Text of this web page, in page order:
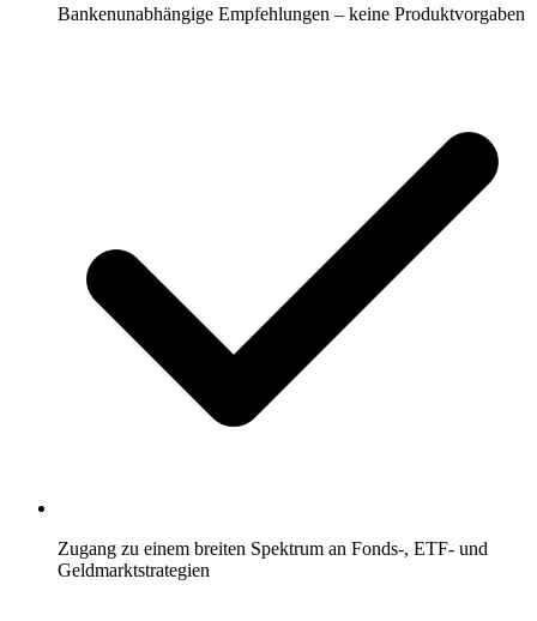
Bankenunabhängige Empfehlungen – keine Produktvorgaben
Zugang zu einem breiten Spektrum an Fonds-, ETF- und
Geldmarktstrategien